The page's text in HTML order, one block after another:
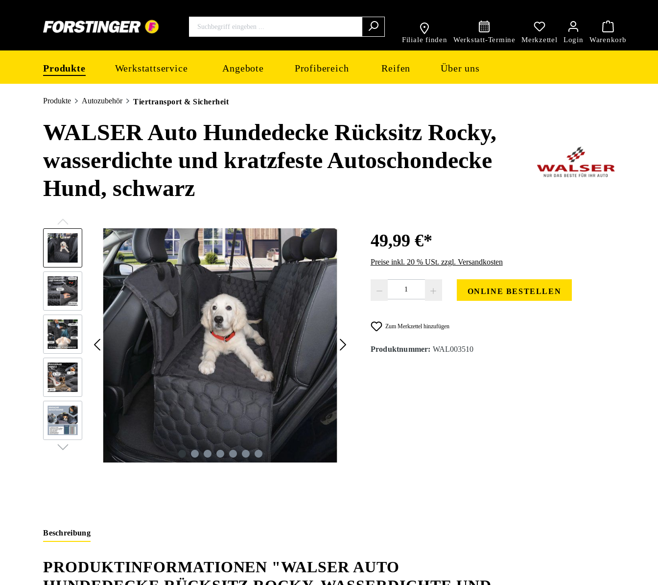
Filiale finden
Produkte Werkstattservice Angebote Profibereich Reifen Über uns
Produkte Autozubehör Tiertransport & Sicherheit
WALSER Auto Hundedecke Rücksitz Rocky,
wasserdichte und kratzfeste Autoschondecke
Hund, schwarz
Bildergalerie überspringen 49,99 €*
Preise inkl. 20 % USt. zzgl. Versandkosten
ONLINE BESTELLEN
Zum Merkzettel hinzufügen
Produktnummer: WAL003510
Beschreibung
PRODUKTINFORMATIONEN "WALSER AUTO